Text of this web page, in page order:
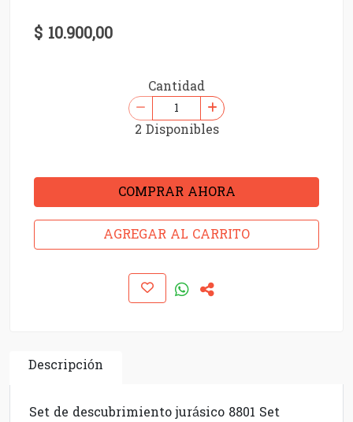
$ 10.900,00
Cantidad
2 Disponibles
COMPRAR AHORA
AGREGAR AL CARRITO
Descripción
Set de descubrimiento jurásico 8801 Set